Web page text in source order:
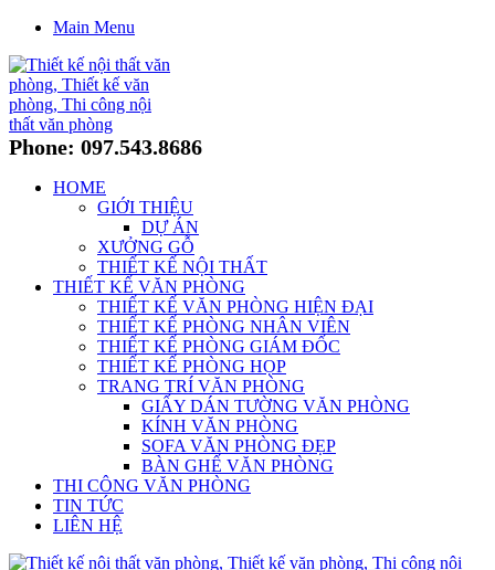
Main Menu
Phone: 097.543.8686
HOME
GIỚI THIỆU
DỰ ÁN
XƯỞNG GỖ
THIẾT KẾ NỘI THẤT
THIẾT KẾ VĂN PHÒNG
THIẾT KẾ VĂN PHÒNG HIỆN ĐẠI
THIẾT KẾ PHÒNG NHÂN VIÊN
THIẾT KẾ PHÒNG GIÁM ĐỐC
THIẾT KẾ PHÒNG HỌP
TRANG TRÍ VĂN PHÒNG
GIẤY DÁN TƯỜNG VĂN PHÒNG
KÍNH VĂN PHÒNG
SOFA VĂN PHÒNG ĐẸP
BÀN GHẾ VĂN PHÒNG
THI CÔNG VĂN PHÒNG
TIN TỨC
LIÊN HỆ